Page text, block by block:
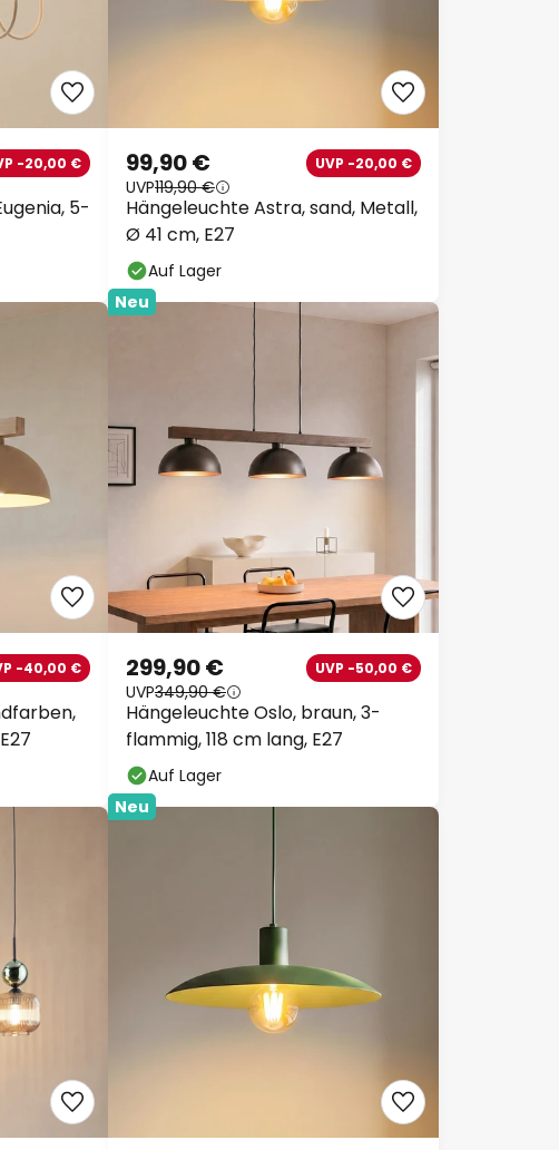
5-
-20,00 €
Hängeleuchte Astra, sand, Metall,
Ø 41 cm, E27
99,90 € UVP -20,00 €
UVP119,90 €
Auf Lager
-40,00 €
Neu
Hängeleuchte Oslo, braun, 3-
flammig, 118 cm lang, E27
299,90 € UVP -50,00 €
UVP349,90 €
Auf Lager
Neu